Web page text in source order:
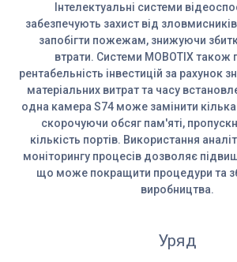
Інтелектуальні системи
забезпечують захист від
запобігти пожежам, знижуючи
втрати. Системи MOBOTIX також
рентабельність інвестицій за рахунок
матеріальних витрат та часу
одна камера S74 може замінити
скорочуючи обсяг пам'яті,
кількість портів. Використання
моніторингу процесів дозволяє
що може покращити процедури та
виробництва.
Уряд